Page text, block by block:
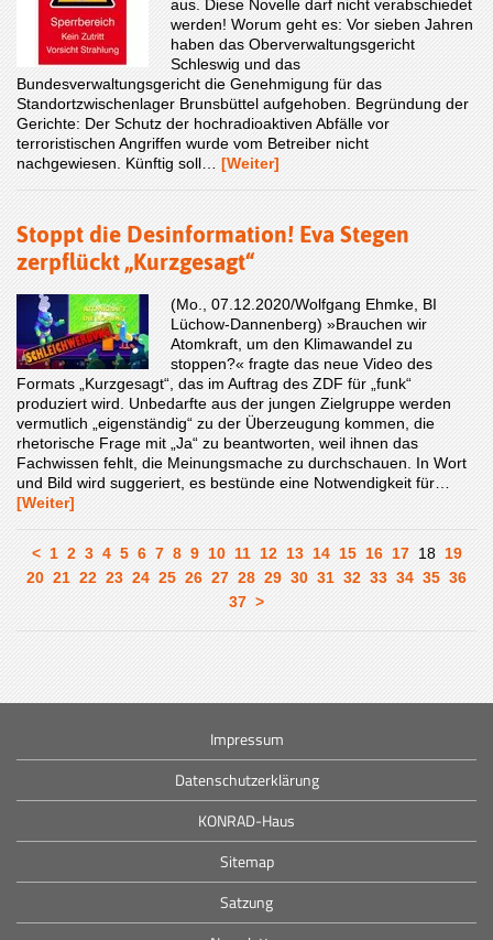
aus. Diese Novelle darf nicht verabschiedet
werden! Worum geht es: Vor sieben Jahren
haben das Oberverwaltungsgericht
Schleswig und das
Bundesverwaltungsgericht die Genehmigung für das
Standortzwischenlager Brunsbüttel aufgehoben. Begründung der
Gerichte: Der Schutz der hochradioaktiven Abfälle vor
terroristischen Angriffen wurde vom Betreiber nicht
nachgewiesen. Künftig soll… [Weiter]
Stoppt die Desinformation! Eva Stegen
zerpflückt „Kurzgesagt“
(Mo., 07.12.2020/Wolfgang Ehmke, BI
Lüchow-Dannenberg) »Brauchen wir
Atomkraft, um den Klimawandel zu
stoppen?« fragte das neue Video des
Formats „Kurzgesagt“, das im Auftrag des ZDF für „funk“
produziert wird. Unbedarfte aus der jungen Zielgruppe werden
vermutlich „eigenständig“ zu der Überzeugung kommen, die
rhetorische Frage mit „Ja“ zu beantworten, weil ihnen das
Fachwissen fehlt, die Meinungsmache zu durchschauen. In Wort
und Bild wird suggeriert, es bestünde eine Notwendigkeit für…
[Weiter]
< 1 2 3 4 5 6 7 8 9 10 11 12 13 14 15 16 17 18 19
20 21 22 23 24 25 26 27 28 29 30 31 32 33 34 35 36
37 >
Impressum
Datenschutzerklärung
KONRAD-Haus
Sitemap
Satzung